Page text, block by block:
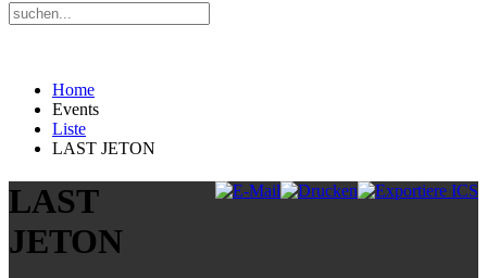
Home
Events
Liste
LAST JETON
LAST
JETON